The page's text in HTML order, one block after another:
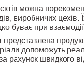
можна
виробничих цехів.
буває при
представлена
допоможуть
рахунок швидкого